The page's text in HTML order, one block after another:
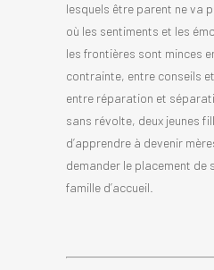
lesquels être parent ne va
où les sentiments et les
les frontières sont minces
contrainte, entre conseils
entre réparation et
sans révolte, deux jeunes
d’apprendre à devenir
demander le placement de
famille d’accueil.